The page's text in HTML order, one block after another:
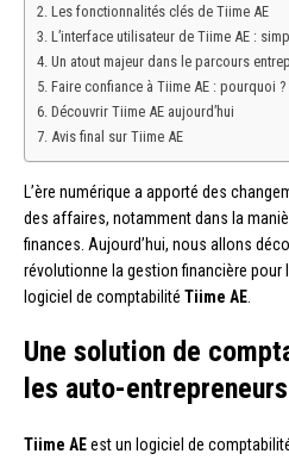
Les fonctionnalités clés de Tiime AE
L’interface utilisateur de Tiime AE :
Un atout majeur dans le parcours
Faire confiance à Tiime AE : pourquoi ?
Découvrir Tiime AE aujourd’hui
Avis final sur Tiime AE
L’ère numérique a apporté des
des affaires, notamment dans la
finances. Aujourd’hui, nous allons
révolutionne la gestion financière pour
logiciel de comptabilité Tiime AE.
Une solution de
les auto-entrepreneurs
Tiime AEest un logiciel de